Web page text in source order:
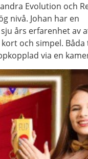
Evolution och
nivå. Johan har en
års erfarenhet av
och simpel. Båda
via en